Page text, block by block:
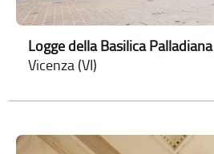
Logge della Basilica Palladiana
Vicenza (VI)